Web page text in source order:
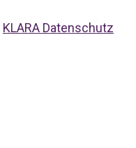
KLARA Datenschutz